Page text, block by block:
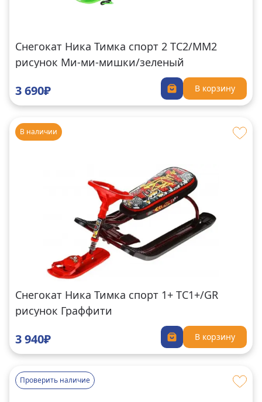
Снегокат Ника Тимка спорт 2 ТС2/ММ2
рисунок Ми-ми-мишки/зеленый
3 690₽ В корзину
В наличии
Снегокат Ника Тимка спорт 1+ ТС1+/GR
рисунок Граффити
3 940₽ В корзину
Проверить наличие